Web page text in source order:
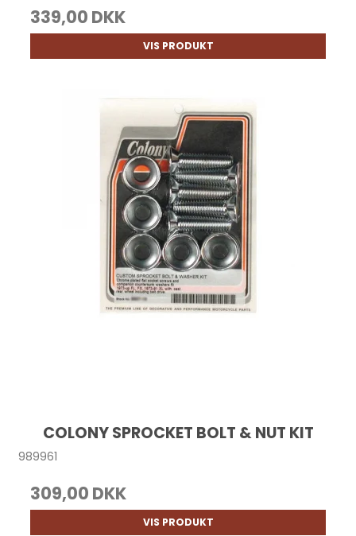
339,00 DKK
VIS PRODUKT
COLONY SPROCKET BOLT & NUT KIT
989961
309,00 DKK
VIS PRODUKT